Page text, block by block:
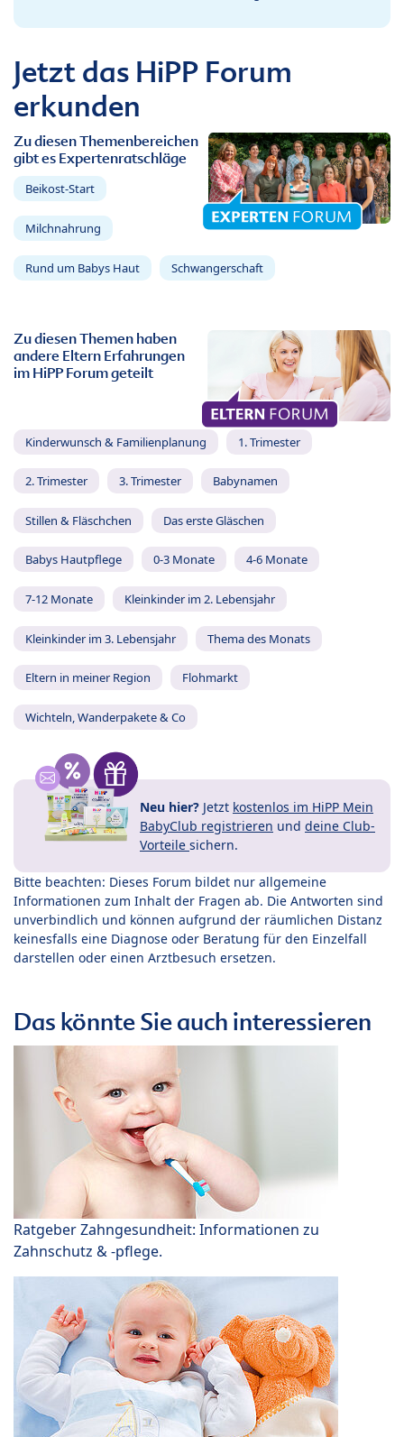
Jetzt das HiPP Forum
erkunden
Zu diesen Themenbereichen
gibt es Expertenratschläge
Beikost-Start
Milchnahrung
Rund um Babys Haut Schwangerschaft
Zu diesen Themen haben
andere Eltern Erfahrungen
im HiPP Forum geteilt
Kinderwunsch & Familienplanung 1. Trimester
2. Trimester 3. Trimester Babynamen
Stillen & Fläschchen Das erste Gläschen
Babys Hautpflege 0-3 Monate 4-6 Monate
7-12 Monate Kleinkinder im 2. Lebensjahr
Kleinkinder im 3. Lebensjahr Thema des Monats
Eltern in meiner Region Flohmarkt
Wichteln, Wanderpakete & Co
Neu hier? Jetzt kostenlos im HiPP Mein
BabyClub registrieren und deine Club-
Vorteile sichern.
Bitte beachten: Dieses Forum bildet nur allgemeine
Informationen zum Inhalt der Fragen ab. Die Antworten sind
unverbindlich und können aufgrund der räumlichen Distanz
keinesfalls eine Diagnose oder Beratung für den Einzelfall
darstellen oder einen Arztbesuch ersetzen.
Das könnte Sie auch interessieren
Ratgeber Zahngesundheit: Informationen zu
Zahnschutz & -pflege.